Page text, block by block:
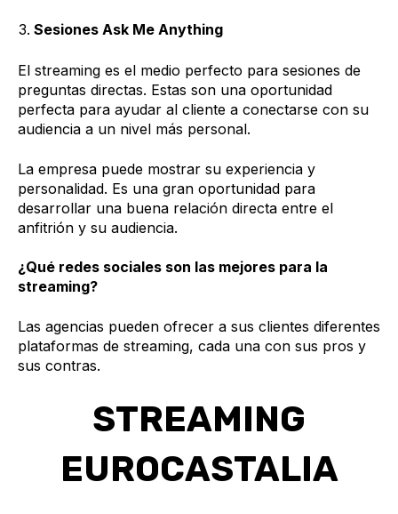
Sesiones Ask Me Anything
El streaming es el medio perfecto para sesiones de
preguntas directas. Estas son una oportunidad
perfecta para ayudar al cliente a conectarse con su
audiencia a un nivel más personal.
La empresa puede mostrar su experiencia y
personalidad. Es una gran oportunidad para
desarrollar una buena relación directa entre el
anfitrión y su audiencia.
¿Qué redes sociales son las mejores para la
streaming?
Las agencias pueden ofrecer a sus clientes diferentes
plataformas de streaming, cada una con sus pros y
sus contras.
STREAMING
EUROCASTALIA